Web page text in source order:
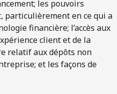
les pouvoirs
particulièrement en ce qui a
financière; l’accès aux
client et de la
relatif aux dépôts non
et les façons de